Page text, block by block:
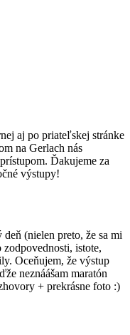
aj po priateľskej stránke
na Gerlach nás
Ďakujeme za
výstupy!
(nielen preto, že sa mi
istote,
Oceňujem, že výstup
neznáášam maratón
+ prekrásne foto :)